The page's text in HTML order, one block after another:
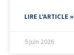
LIRE L'ARTICLE »
5 juin 2026